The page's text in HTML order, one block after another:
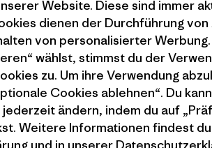
Website. Diese sind immer
dienen der Durchführung von
von personalisierter
wählst, stimmst du der
zu. Um ihre Verwendung
Cookies ablehnen“. Du
ändern, indem du auf
Weitere Informationen findest